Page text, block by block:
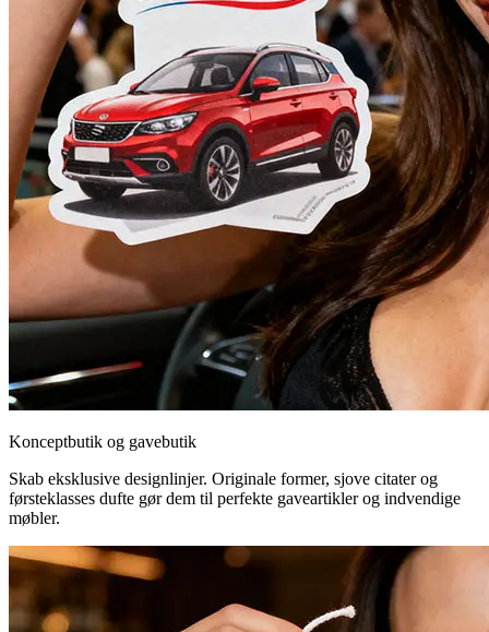
Konceptbutik og gavebutik
Skab eksklusive designlinjer. Originale former, sjove citater og
førsteklasses dufte gør dem til perfekte gaveartikler og indvendige
møbler.